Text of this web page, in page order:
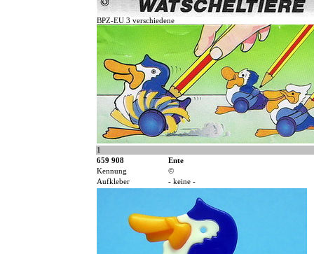
BPZ-EU 3 verschiedene
1
659 908
Ente
Kennung
©
Aufkleber
- keine -